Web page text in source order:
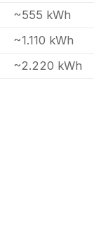
~555 kWh
~1.110 kWh
~2.220 kWh